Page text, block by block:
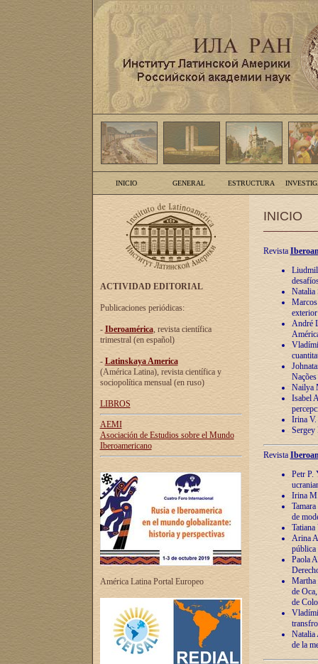
INICIO GENERAL ESTRUCTURA
ACTIVIDAD EDITORIAL
Publicaciones periódicas:
- Iberoamérica, revista científica
trimestral (en español)
- Latinskaya America
(América Latina), revista científica y
sociopolítica mensual (en ruso)
LIBROS
AEMI
Asociación de Estudios sobre el Mundo
Iberoamericano
América Latina Portal Europeo
INICIO
Revista
Natalia
André
Nailya
Isabel
Irina V.
Sergey
Revista
Petr P.
Irina
de
Arina
pública
Paola
Martha
de
de
Natalia
de la